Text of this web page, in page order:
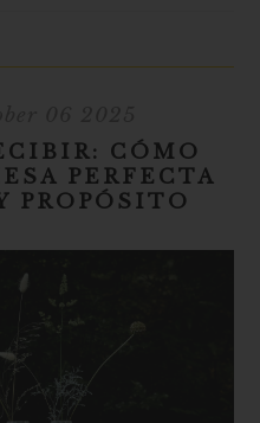
CÓMO
PERFECTA
PROPÓSITO